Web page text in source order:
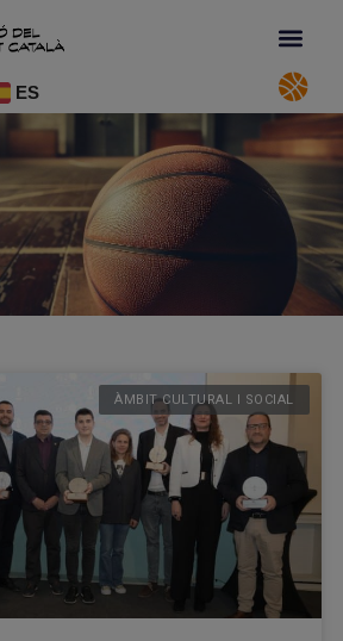
ES
ÀMBIT CULTURAL I SOCIAL